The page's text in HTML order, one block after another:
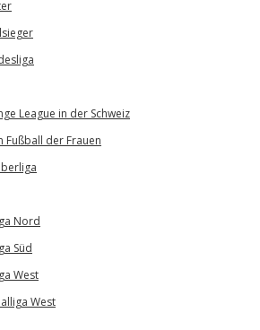
League in der Schweiz
Fußball der Frauen
Nord
Süd
West
West